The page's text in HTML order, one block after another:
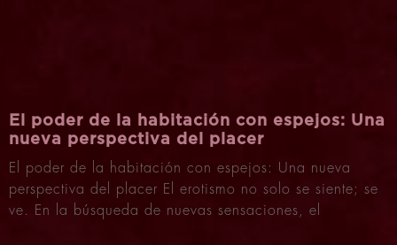
El poder de la habitación con espejos: Una
nueva perspectiva del placer
El poder de la habitación con espejos: Una nueva
perspectiva del placer El erotismo no solo se siente; se
ve. En la búsqueda de nuevas sensaciones, el